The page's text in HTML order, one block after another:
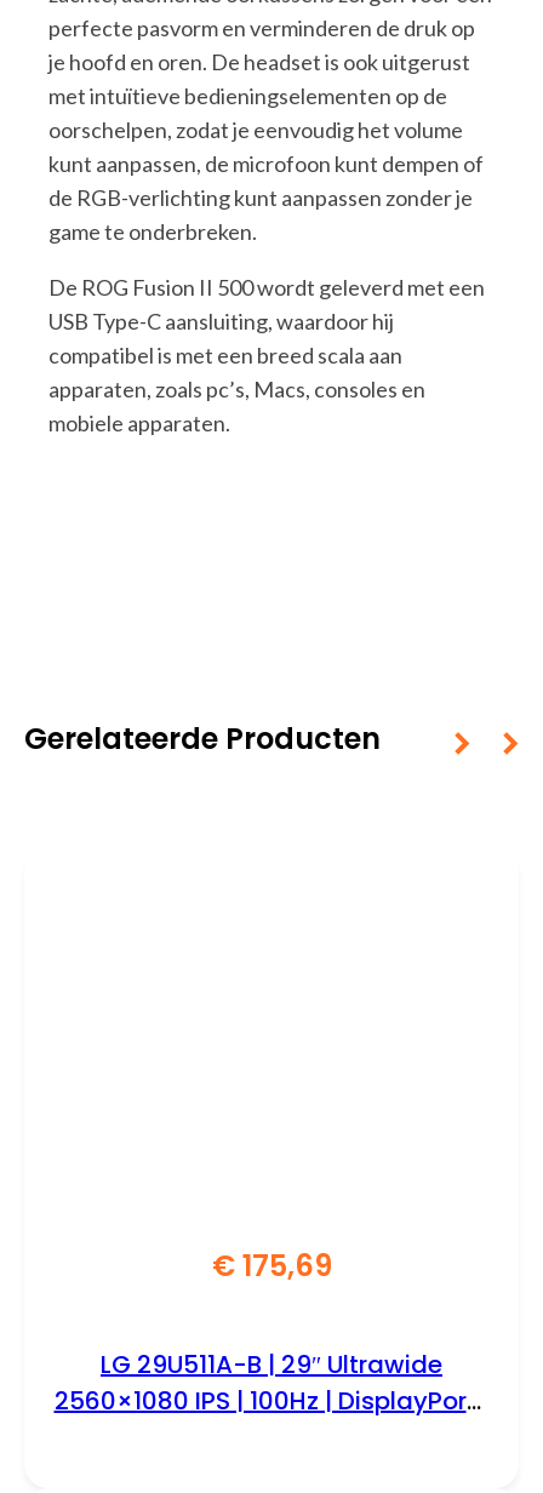
perfecte pasvorm en verminderen de druk op
je hoofd en oren. De headset is ook uitgerust
met intuïtieve bedieningselementen op de
oorschelpen, zodat je eenvoudig het volume
kunt aanpassen, de microfoon kunt dempen of
de RGB-verlichting kunt aanpassen zonder je
game te onderbreken.
De ROG Fusion II 500 wordt geleverd met een
USB Type-C aansluiting, waardoor hij
compatibel is met een breed scala aan
apparaten, zoals pc’s, Macs, consoles en
mobiele apparaten.
Gerelateerde Producten
€175,69
LG 29U511A-B | 29″ Ultrawide
2560×1080 IPS | 100Hz | DisplayPort |